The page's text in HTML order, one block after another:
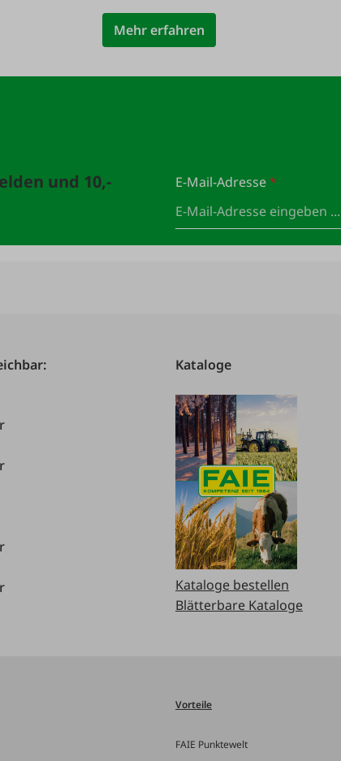
Mehr erfahren
und 10,-
E-Mail-Adresse*
Kataloge
Kataloge bestellen
Blätterbare Kataloge
Vorteile
FAIE Punktewelt